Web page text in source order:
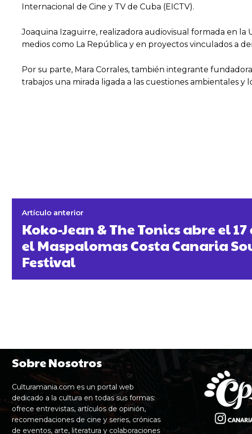
Internacional de Cine y TV de Cuba (EICTV).
Joaquina Izaguirre, realizadora audiovisual formada en
medios como La República y en proyectos vinculados a
Por su parte, Mara Corrales, también integrante
trabajos una mirada ligada a las cuestiones ambientales y
Artículo anterior
Koko-Jean & The Tonics abre el
el Maspalomas Costa Canaria
Festival
Sobre Nosotros
Culturamania.com es un portal web
dedicado a la cultura en todas sus formas:
ofrece entrevistas, artículos de opinión,
recomendaciones de cine y series, crónicas
de eventos, arte, literatura y colaboraciones